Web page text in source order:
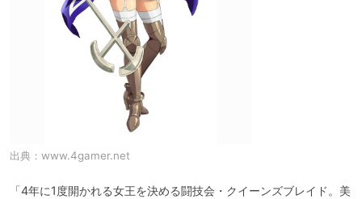
出典： www.4gamer.net
「4年に1度開かれる女王を決める闘技会・クイーンズブレイド。美